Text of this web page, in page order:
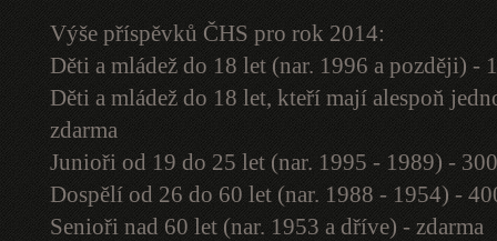
Výše příspěvků ČHS pro rok 2014:
Děti a mládež do 18 let (nar. 1996 a později) -
Děti a mládež do 18 let, kteří mají alespoň
zdarma
Junioři od 19 do 25 let (nar. 1995 - 1989) -
Dospělí od 26 do 60 let (nar. 1988 - 1954) -
Senioři nad 60 let (nar. 1953 a dříve) - zdarma